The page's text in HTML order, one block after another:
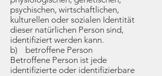
psychischen, wirtschaftlichen,
kulturellen oder sozialen Identität
dieser natürlichen Person sind,
identifiziert werden kann.
b) betroffene Person
Betroffene Person ist jede
identifizierte oder identifizierbare